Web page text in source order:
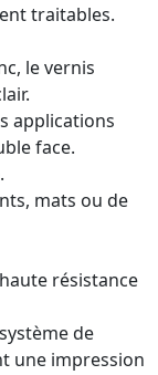
traitables.
le vernis
applications
face.
mats ou de
résistance
de
une impression